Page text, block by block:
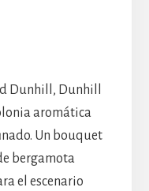
Dunhill, Dunhill
aromática
Un bouquet
bergamota
el escenario